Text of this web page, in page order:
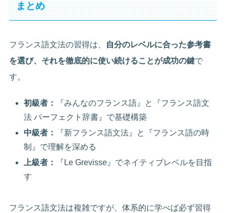
まとめ
フランス語文法の習得は、
自分のレベルに合った参考書
を選び、それを徹底的に使い続けることが成功の鍵で
す。
初級者：
『みんなのフランス語』と『フランス語文
法 パーフェクト辞書』で基礎構築
中級者：
『新フランス語文法』と『フランス語の時
制』で理解を深める
上級者：
『Le Grevisse』でネイティブレベルを目指
す
フランス語文法は複雑ですが、体系的に学べば必ず習得